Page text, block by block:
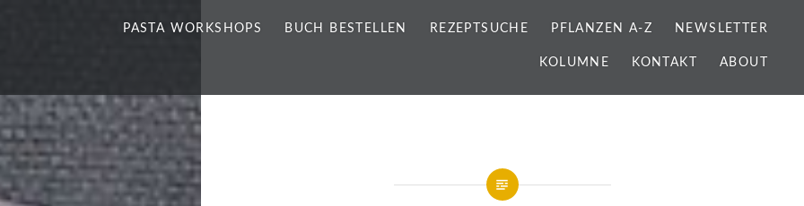
PASTA WORKSHOPS BUCH BESTELLEN REZEPTSUCHE PFLANZEN A-Z NEWSLETTER
KOLUMNE KONTAKT ABOUT